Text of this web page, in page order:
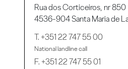
Rua dos Corticeiros, nr 850
4536-904 Santa Maria de
T.+351 22 747 55 00
National landline call
F. +351 22 747 55 01